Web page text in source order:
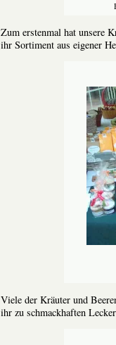
Zum erstenmal hat unsere
ihr Sortiment aus eigener
Viele der Kräuter und
ihr zu schmackhaften